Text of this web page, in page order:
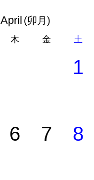
April (卯月)
木 金 土
1
6 7 8